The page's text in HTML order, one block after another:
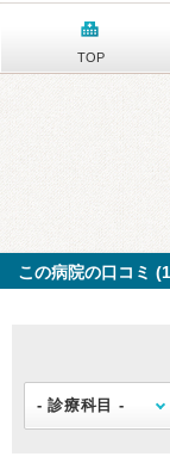
TOP
この病院の口コミ